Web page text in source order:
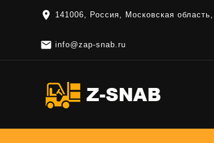
location_on 141006, Россия, Московская
 info@zap-snab.ru